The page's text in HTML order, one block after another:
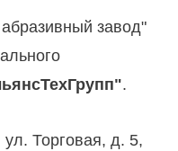
завод"
.
ул. Торговая, д. 5,